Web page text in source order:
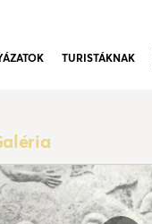
TURISTÁKNAK